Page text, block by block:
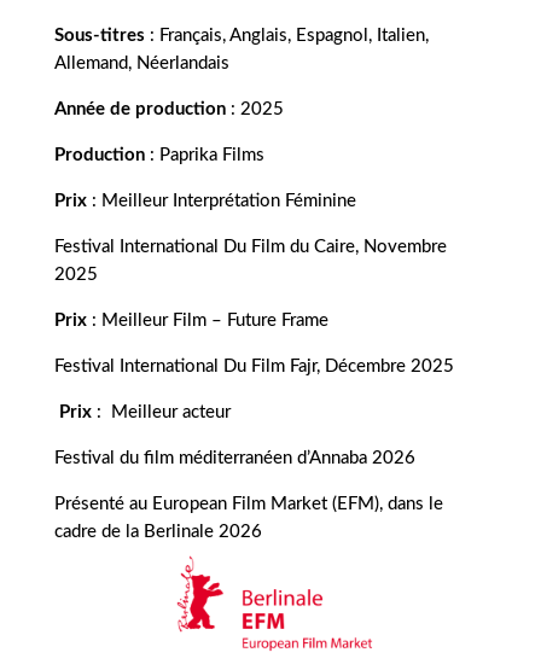
Sous-titres : Français, Anglais, Espagnol, Italien,
Allemand, Néerlandais
Année de production : 2025
Production : Paprika Films
Prix: Meilleur Interprétation Féminine
Festival International Du Film du Caire, Novembre
2025
Prix: Meilleur Film – Future Frame
Festival International Du Film Fajr, Décembre 2025
Prix: Meilleur acteur
Festival du film méditerranéen d’Annaba 2026
Présenté au European Film Market (EFM), dans le
cadre de la Berlinale 2026